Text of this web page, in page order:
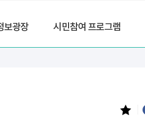
보광장 시민참여 프로그램